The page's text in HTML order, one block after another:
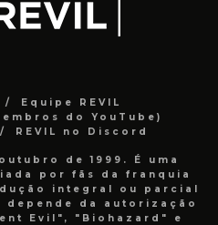
Equipe REVIL
do YouTube)
REVIL no Discord
de 1999. É uma
por fãs da franquia
integral ou parcial
da autorização
Evil", "Biohazard" e